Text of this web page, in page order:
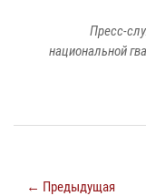
Пресс-
национальной
← Предыдущая